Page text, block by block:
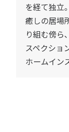
を経て独立
癒しの居場
り組む傍ら
スペクショ
ホームイン